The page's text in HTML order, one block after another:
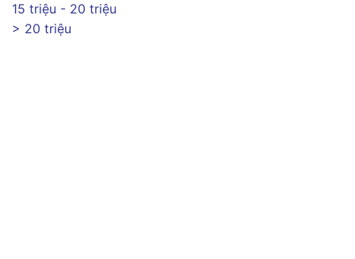
15 triệu - 20 triệu
> 20 triệu